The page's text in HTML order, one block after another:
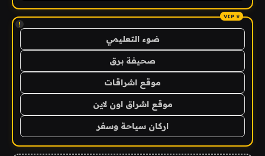
!
ضوء التعليمي
صحيفة برق
موقع اشراقات
موقع اشراق اون لاين
اركان سياحة وسفر